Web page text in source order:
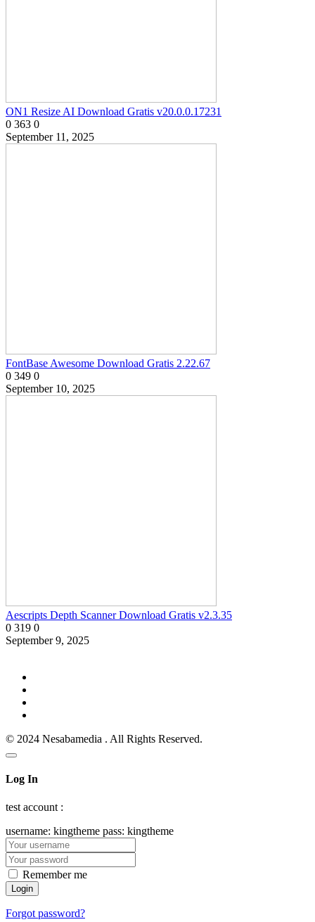
ON1 Resize AI Download Gratis v20.0.0.17231
0 363 0
September 11, 2025
FontBase Awesome Download Gratis 2.22.67
0 349 0
September 10, 2025
Aescripts Depth Scanner Download Gratis v2.3.35
0 319 0
September 9, 2025
© 2024 Nesabamedia . All Rights Reserved.
Log In
test account :
username: kingtheme pass: kingtheme
Remember me
Forgot password?